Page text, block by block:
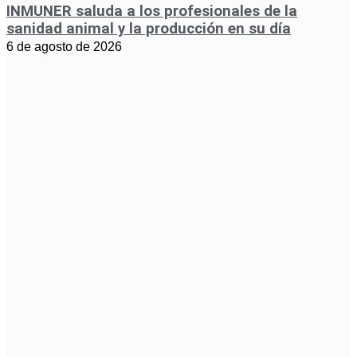
INMUNER saluda a los profesionales de la
sanidad animal y la producción en su día
6 de agosto de 2026